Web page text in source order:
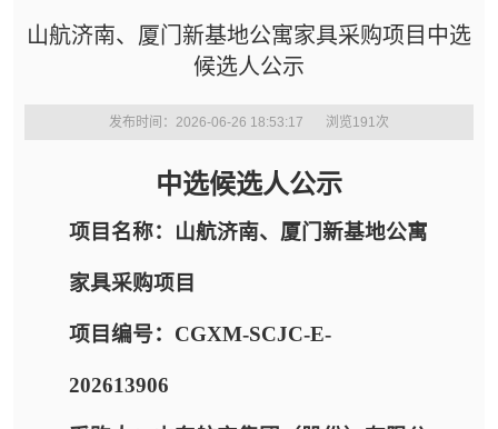
山航济南、厦门新基地公寓家具采购项目中选
候选人公示
发布时间：2026-06-26 18:53:17 浏览191 次
中选候选人公示
项目名称：山航济南、厦门新基地公寓
家具采购项目
项目编号：CGXM-SCJC-E-
202613906